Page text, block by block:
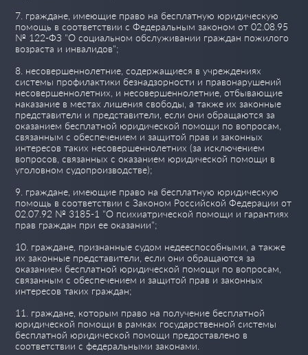
7. граждане, имеющие право на бесплатную юридическую
помощь в соответствии с Федеральным законом от 02.08.95
№ 122-ФЗ "О социальном обслуживании граждан пожилого
возраста и инвалидов";
8. несовершеннолетние, содержащиеся в учреждениях
системы профилактики безнадзорности и правонарушений
несовершеннолетних, и несовершеннолетние, отбывающие
наказание в местах лишения свободы, а также их законные
представители и представители, если они обращаются за
оказанием бесплатной юридической помощи по вопросам,
связанным с обеспечением и защитой прав и законных
интересов таких несовершеннолетних (за исключением
вопросов, связанных с оказанием юридической помощи в
уголовном судопроизводстве);
9. граждане, имеющие право на бесплатную юридическую
помощь в соответствии с Законом Российской Федерации от
02.07.92 № 3185-1 "О психиатрической помощи и гарантиях
прав граждан при ее оказании";
10. граждане, признанные судом недееспособными, а также
их законные представители, если они обращаются за
оказанием бесплатной юридической помощи по вопросам,
связанным с обеспечением и защитой прав и законных
интересов таких граждан;
11. граждане, которым право на получение бесплатной
юридической помощи в рамках государственной системы
бесплатной юридической помощи предоставлено в
соответствии с федеральными законами.